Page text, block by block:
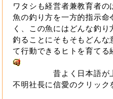
ワタシも経営者兼教育者の
魚の釣り方を一方的指示
く、この魚にはどんな釣
釣ることにそもそもどんな
て行動できるヒトを育てる
昔よく日本語が上手
不明社長に信愛のクリック